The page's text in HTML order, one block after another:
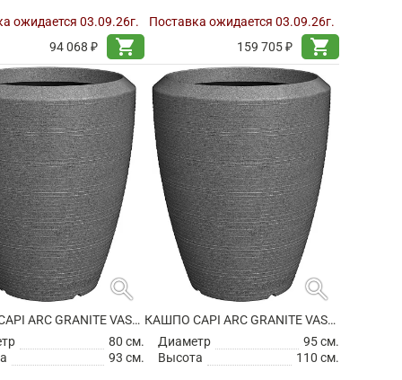
ожидается 03.09.26г.
94 068 ₽
shopping_cart
Поставка ожидается 03.09.26г.
159 705 ₽
shopping_cart
search
КАШПО CAPI ARC GRANITE VASE ELEGANT ANTHRACITE
80 см.
93 см.
search
КАШПО CAPI ARC GRANITE VASE ELEGANT ANTHRACITE
Диаметр
95 см.
Высота
110 см.